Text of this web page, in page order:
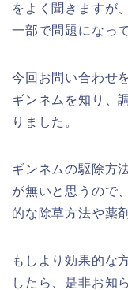
をよく聞きますが
一部で問題になっ
今回お問い合わせ
ギンネムを知り、
りました。
ギンネムの駆除方
が無いと思うので
的な除草方法や薬
もしより効果的な
したら、是非お知